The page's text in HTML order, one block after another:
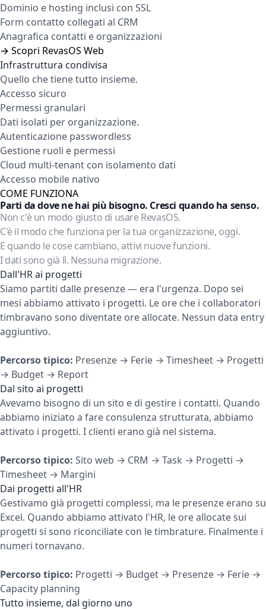
Dominio e hosting inclusi con SSL
Form contatto collegati al CRM
Anagrafica contatti e organizzazioni
→ Scopri RevasOS Web
Infrastruttura condivisa
Quello che tiene tutto insieme.
Accesso sicuro
Permessi granulari
Dati isolati per organizzazione.
Autenticazione passwordless
Gestione ruoli e permessi
Cloud multi-tenant con isolamento dati
Accesso mobile nativo
COME FUNZIONA
Parti da dove ne hai più bisogno. Cresci quando ha senso.
Non c'è un modo giusto di usare RevasOS.
C'è il modo che funziona per la tua organizzazione, oggi.
E quando le cose cambiano, attivi nuove funzioni.
I dati sono già lì. Nessuna migrazione.
Dall'HR ai progetti
Siamo partiti dalle presenze — era l'urgenza. Dopo sei
mesi abbiamo attivato i progetti. Le ore che i collaboratori
timbravano sono diventate ore allocate. Nessun data entry
aggiuntivo.
Percorso tipico: Presenze → Ferie → Timesheet → Progetti
→ Budget → Report
Dal sito ai progetti
Avevamo bisogno di un sito e di gestire i contatti. Quando
abbiamo iniziato a fare consulenza strutturata, abbiamo
attivato i progetti. I clienti erano già nel sistema.
Percorso tipico: Sito web → CRM → Task → Progetti →
Timesheet → Margini
Dai progetti all'HR
Gestivamo già progetti complessi, ma le presenze erano su
Excel. Quando abbiamo attivato l'HR, le ore allocate sui
progetti si sono riconciliate con le timbrature. Finalmente i
numeri tornavano.
Percorso tipico: Progetti → Budget → Presenze → Ferie →
Capacity planning
Tutto insieme, dal giorno uno